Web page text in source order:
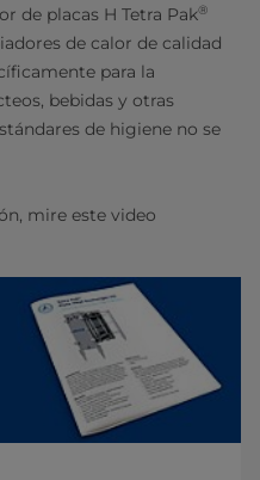
de placas H Tetra Pak®
de calor de calidad
para la
bebidas y otras
de higiene no se
mire este video